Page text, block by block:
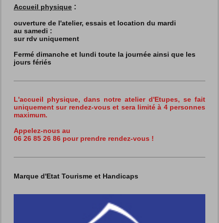
Accueil physique :
ouverture de l'atelier, essais et location du mardi
au samedi :
sur rdv uniquement
Fermé dimanche et lundi toute la journée ainsi que les
jours fériés
L'accueil physique, dans notre atelier d'Etupes, se fait
uniquement sur rendez-vous et sera limité à 4 personnes
maximum.
Appelez-nous au
06 26 85 26 86 pour prendre rendez-vous !
Marque d'Etat Tourisme et Handicaps